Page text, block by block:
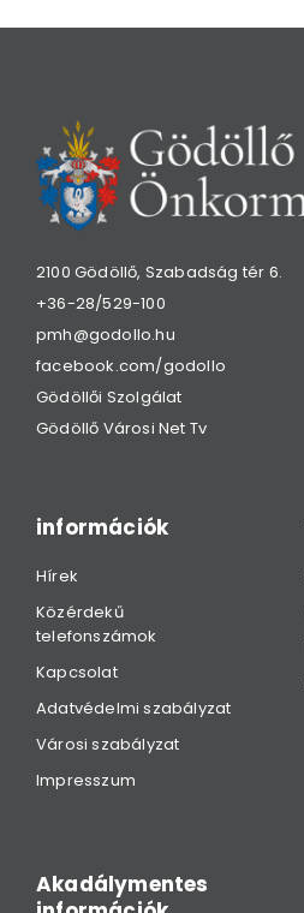
2100 Gödöllő, Szabadság tér 6.
+36-28/529-100
pmh@godollo.hu
facebook.com/godollo
Gödöllői Szolgálat
Gödöllő Városi Net Tv
információk
Hírek
Közérdekű
telefonszámok
Kapcsolat
Adatvédelmi szabályzat
Városi szabályzat
Impresszum
Akadálymentes